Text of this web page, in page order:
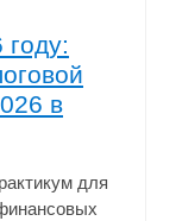
в
для